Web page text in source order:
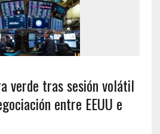
verde tras sesión volátil
entre EEUU e